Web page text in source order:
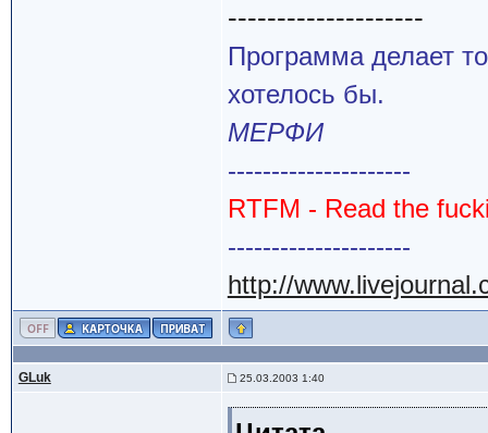
--------------------
Программа делает
хотелось бы.
МЕРФИ
---------------------
RTFM - Read the
---------------------
http://
GLuk 25.03.2003 1:40